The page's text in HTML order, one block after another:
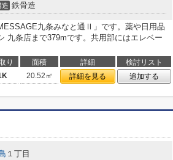
造 鉄骨造
九条みなと通Ⅱ」です。薬や日用品
九条店まで379mです。共用部にはエレベー
り 面積 詳細
検討リスト
20.52㎡ 詳細を見る 追加する
１丁目